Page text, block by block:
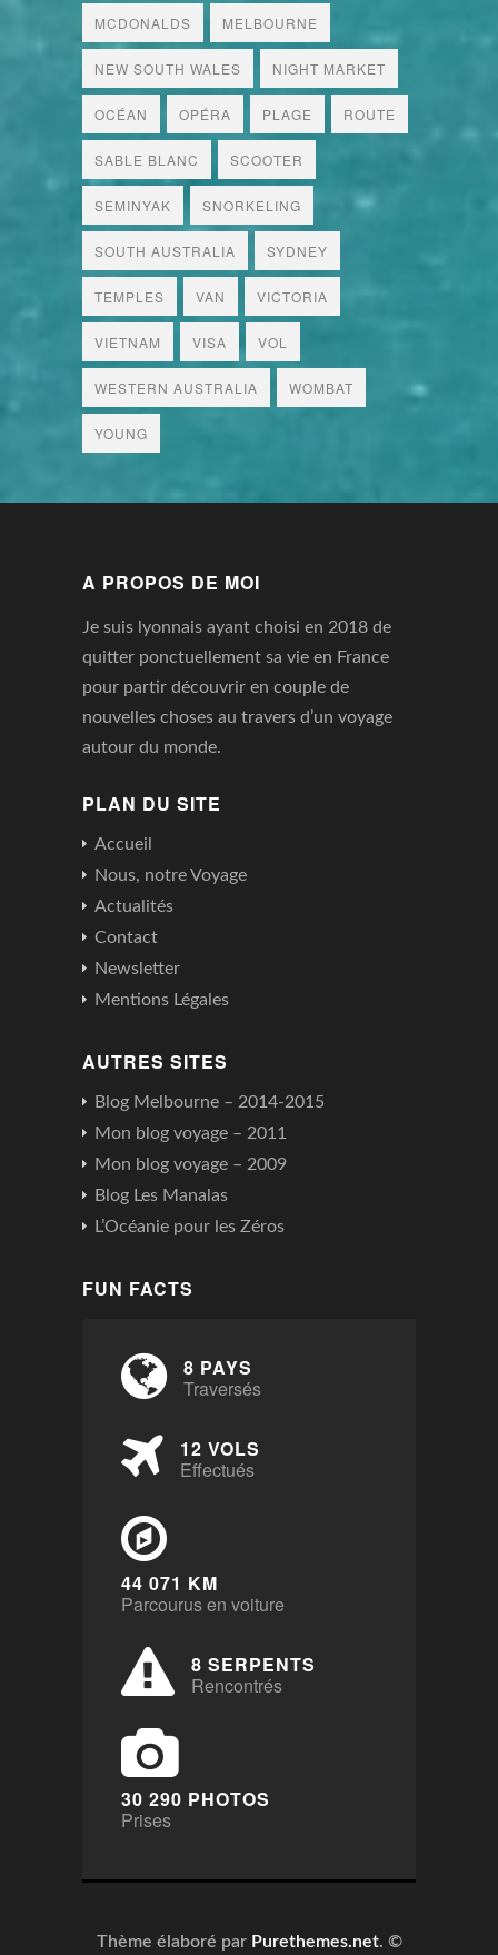
MCDONALDS MELBOURNE
NEW SOUTH WALES NIGHT MARKET
OCÉAN OPÉRA PLAGE ROUTE
SABLE BLANC SCOOTER
SEMINYAK SNORKELING
SOUTH AUSTRALIA SYDNEY
TEMPLES VAN VICTORIA
VIETNAM VISA VOL
WESTERN AUSTRALIA WOMBAT
YOUNG
A PROPOS DE MOI
Je suis lyonnais ayant choisi en 2018 de
quitter ponctuellement sa vie en France
pour partir découvrir en couple de
nouvelles choses au travers d’un voyage
autour du monde.
PLAN DU SITE
Accueil
Nous, notre Voyage
Actualités
Contact
Newsletter
Mentions Légales
AUTRES SITES
Blog Melbourne – 2014-2015
Mon blog voyage – 2011
Mon blog voyage – 2009
Blog Les Manalas
L’Océanie pour les Zéros
FUN FACTS
8 PAYS
Traversés
12 VOLS
Effectués
44 071 KM
Parcourus en voiture
8 SERPENTS
Rencontrés
30 290 PHOTOS
Prises
Thème élaboré par Purethemes.net. ©